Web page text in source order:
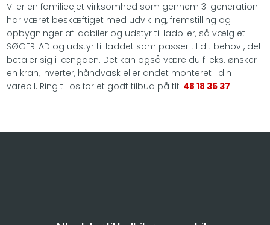
Vi er en familieejet virksomhed som gennem 3. generation
har været beskæftiget med udvikling, ​fremstilling og
opbygninger af ladbiler og udstyr til ladbiler, så vælg et
SØGERLAD og udstyr til laddet som passer til dit behov , det
betaler sig i længden. Det kan også være du f. eks. ønsker
en kran, inverter, håndvask eller andet monteret i din
varebil. Ring til os for et godt tilbud på tlf: 48 18 35 37.​